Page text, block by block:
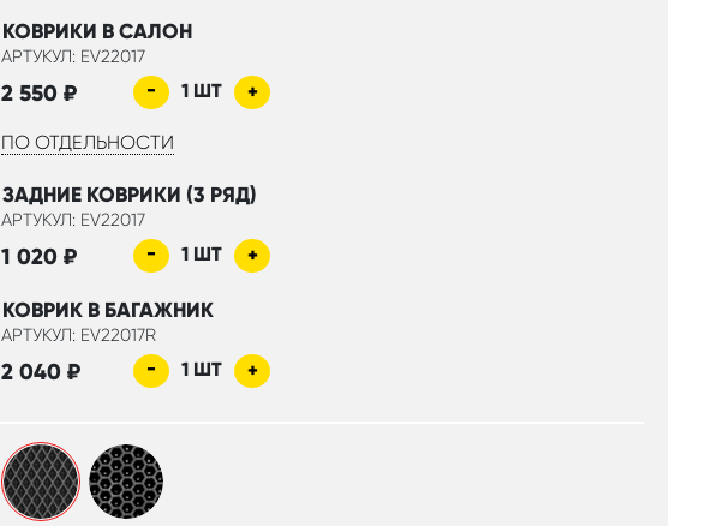
КОВРИКИ В САЛОН
АРТУКУЛ: EV22017
2 550 ₽ - 1 ШТ +
ПО ОТДЕЛЬНОСТИ
ЗАДНИЕ КОВРИКИ (3 РЯД)
АРТУКУЛ: EV22017
1 020 ₽ - 1 ШТ +
КОВРИК В БАГАЖНИК
АРТУКУЛ: EV22017R
2 040 ₽ - 1 ШТ +